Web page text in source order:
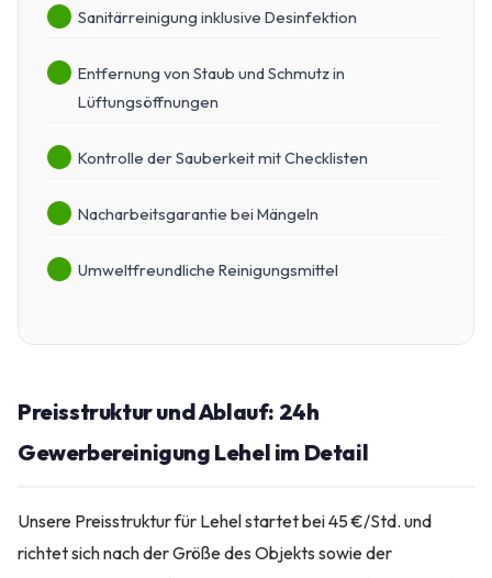
Sanitärreinigung inklusive Desinfektion
Entfernung von Staub und Schmutz in
Lüftungsöffnungen
Kontrolle der Sauberkeit mit Checklisten
Nacharbeitsgarantie bei Mängeln
Umweltfreundliche Reinigungsmittel
Preisstruktur und Ablauf: 24h
Gewerbereinigung Lehel im Detail
Unsere Preisstruktur für Lehel startet bei 45 €/Std. und
richtet sich nach der Größe des Objekts sowie der